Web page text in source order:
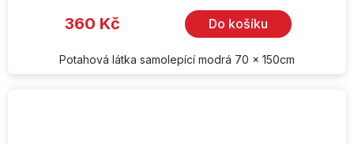
360 Kč Do košíku
Potahová látka samolepící modrá 70 x 150cm